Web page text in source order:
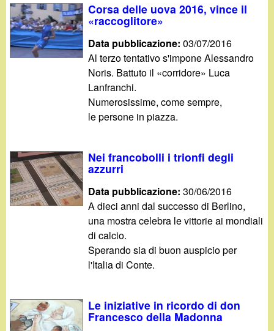
d
i
i
t
r
c
a
Corsa delle uova 2016, vince il
«raccoglitore»
Data pubblicazione:03/07/2016
Al terzo tentativo s'impone Alessandro
Noris. Battuto il «corridore» Luca
Lanfranchi.
Numerosissime, come sempre,
le persone in piazza.
Nei francobolli i trionfi degli
azzurri
Data pubblicazione:30/06/2016
A dieci anni dal successo di Berlino,
una mostra celebra le vittorie ai mondiali
di calcio.
Sperando sia di buon auspicio per
l'Italia di Conte.
Le iniziative in ricordo di don
Francesco della Madonna